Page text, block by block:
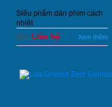
Siêu phẩm dán phim cách
nhiệt
Giá: Liên hệ Xem thêm